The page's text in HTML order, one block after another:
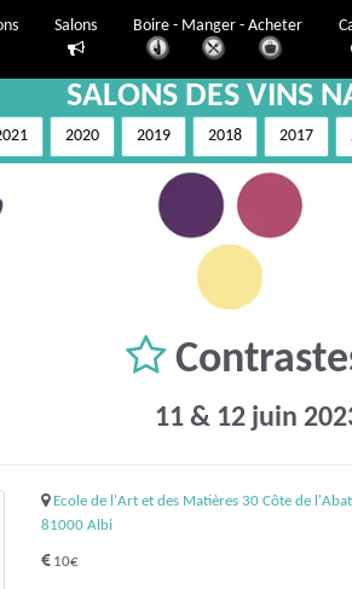
Salons Boire - Manger - Acheter
SALONS DES VINS
2020 2019 2018 2017
11 & 12 juin
Ecole de l'Art et des Matières 30 Côte de
81000 Albi
10€